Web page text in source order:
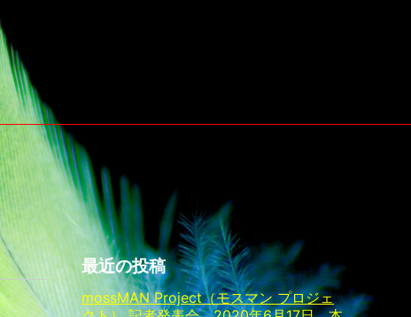
最近の投稿
mossMAN Project（モスマン プロジェ